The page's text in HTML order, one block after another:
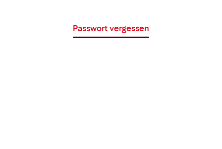
Passwort vergessen